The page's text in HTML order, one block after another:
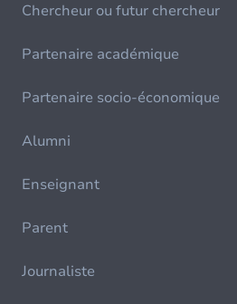
Chercheur ou futur chercheur
Partenaire académique
Partenaire socio-économique
Alumni
Enseignant
Parent
Journaliste